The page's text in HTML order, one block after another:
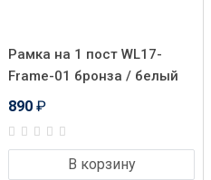
Рамка на 1 пост WL17-
Frame-01 бронза / белый
890 ₽
В корзину